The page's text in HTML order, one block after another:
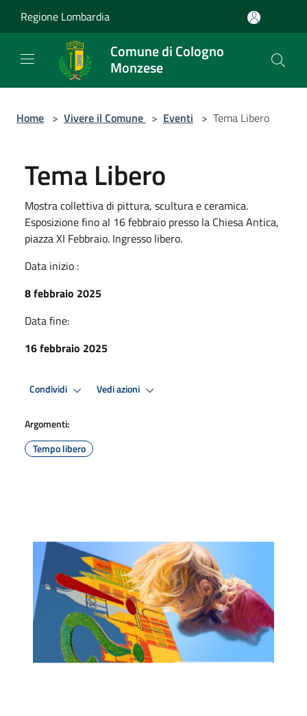
Regione Lombardia
Comune di Cologno
Monzese
Home > Vivere il Comune > Eventi > Tema Libero
Tema Libero
Mostra collettiva di pittura, scultura e ceramica.
Esposizione fino al 16 febbraio presso la Chiesa Antica,
piazza XI Febbraio. Ingresso libero.
Data inizio :
8 febbraio 2025
Data fine:
16 febbraio 2025
Condividi Vedi azioni
Argomenti:
Tempo libero